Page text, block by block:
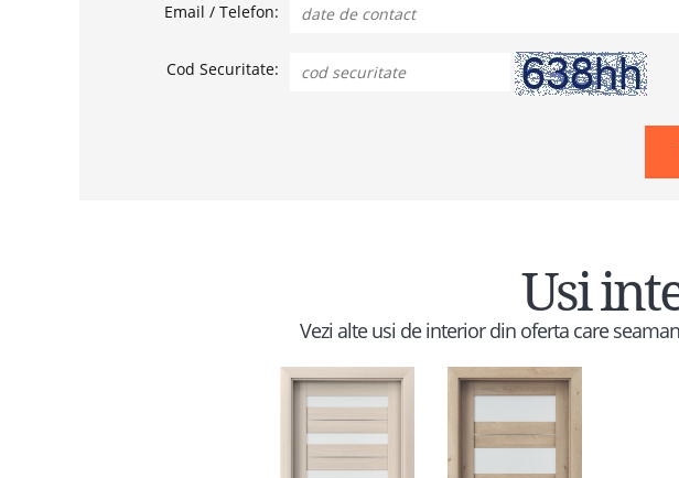
Email / Telefon:
Cod Securitate:
Usi
Vezi alte usi de interior din oferta care